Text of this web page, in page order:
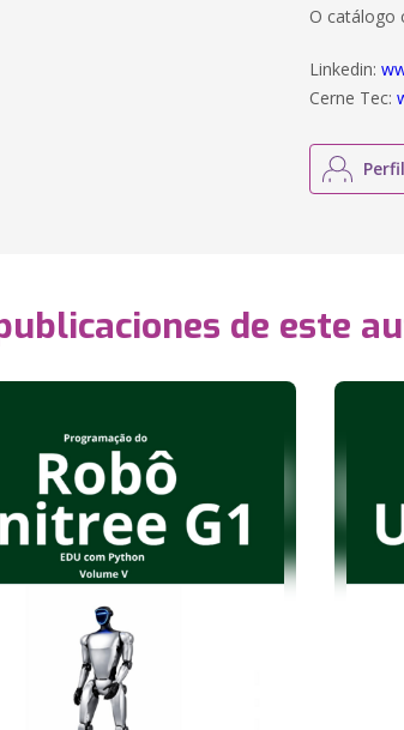
O catálogo
Linkedin:
Cerne Tec:
de este